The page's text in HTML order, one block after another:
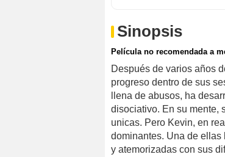
Sinopsis
Película no recomendada a
Después de varios años
progreso dentro de sus
llena de abusos, ha
disociativo. En su mente,
unicas. Pero Kevin, en
dominantes. Una de ellas
y atemorizadas con sus